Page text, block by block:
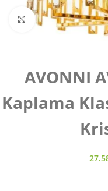
Büyütmek için
AVONNI
Kaplama